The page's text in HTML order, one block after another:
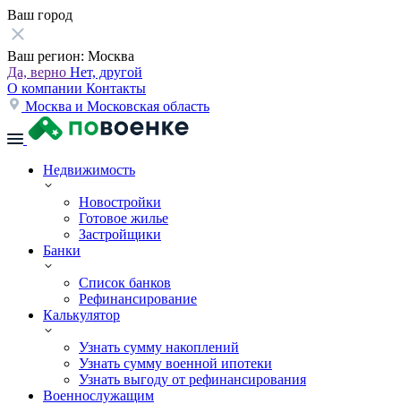
Ваш город
Ваш регион: Москва
Да, верно Нет, другой
О компании Контакты
Москва и Московская область
Недвижимость
Новостройки
Готовое жилье
Застройщики
Банки
Список банков
Рефинансирование
Калькулятор
Узнать сумму накоплений
Узнать сумму военной ипотеки
Узнать выгоду от рефинансирования
Военнослужащим